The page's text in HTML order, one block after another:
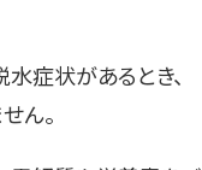
症状があるとき、
ん。